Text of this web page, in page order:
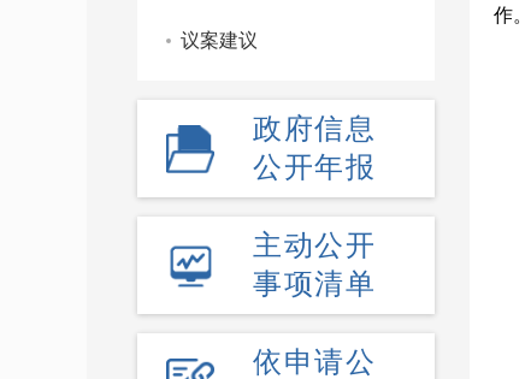
议案建议
政府信息
公开年报
主动公开
事项清单
依申请公
作。